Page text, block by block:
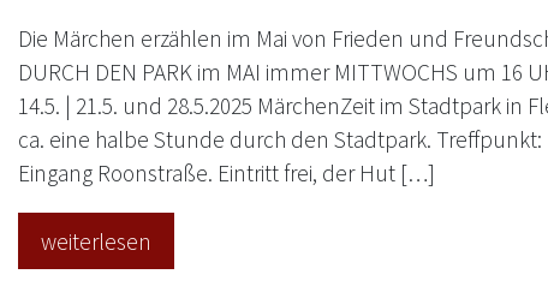
Die Märchen erzählen im Mai von Frieden und
DURCH DEN PARK im MAI immer MITTWOCHS um 16
14.5. | 21.5. und 28.5.2025 MärchenZeit im Stadtpark in
ca. eine halbe Stunde durch den Stadtpark. Treffpunkt:
Eingang Roonstraße. Eintritt frei, der Hut […]
weiterlesen